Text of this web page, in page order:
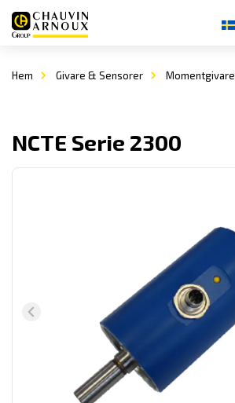
Hem Givare & Sensorer Momentgivare
NCTE Serie 2300